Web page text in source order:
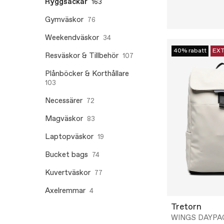
Ryggsäckar 163
Gymväskor 76
Weekendväskor 34
Resväskor & Tillbehör 107
Plånböcker & Korthållare
103
Necessärer 72
Magväskor 83
Laptopväskor 19
Bucket bags 74
Kuvertväskor 77
Axelremmar 4
40% rabatt
Tretorn
WINGS